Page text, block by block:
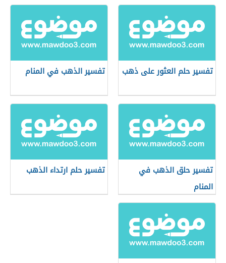
تفسير حلم العثور على ذهب تفسير الذهب في المنام
تفسير حلق الذهب في
المنام
تفسير حلم ارتداء الذهب